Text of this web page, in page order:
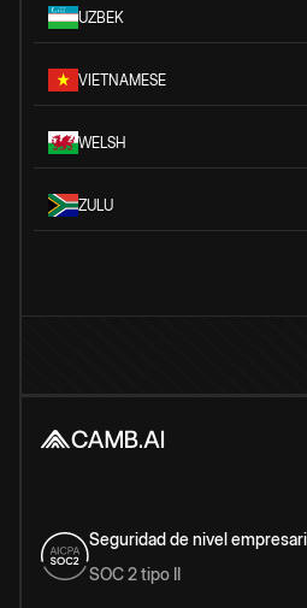
UZBEK
VIETNAMESE
WELSH
ZULU
Seguridad de nivel
SOC 2 tipo II